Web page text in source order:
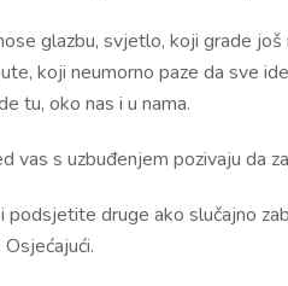
glazbu, svjetlo, koji grade
koji neumorno paze da sve
tu, oko nas i u nama.
vas s uzbuđenjem pozivaju da
druge ako slučajno